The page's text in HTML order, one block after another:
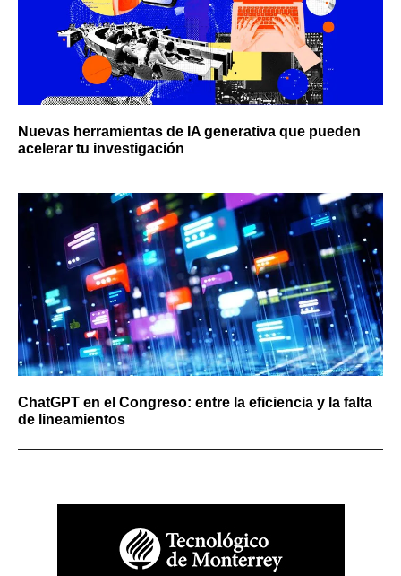
Nuevas herramientas de IA generativa que pueden
acelerar tu investigación
ChatGPT en el Congreso: entre la eficiencia y la falta
de lineamientos